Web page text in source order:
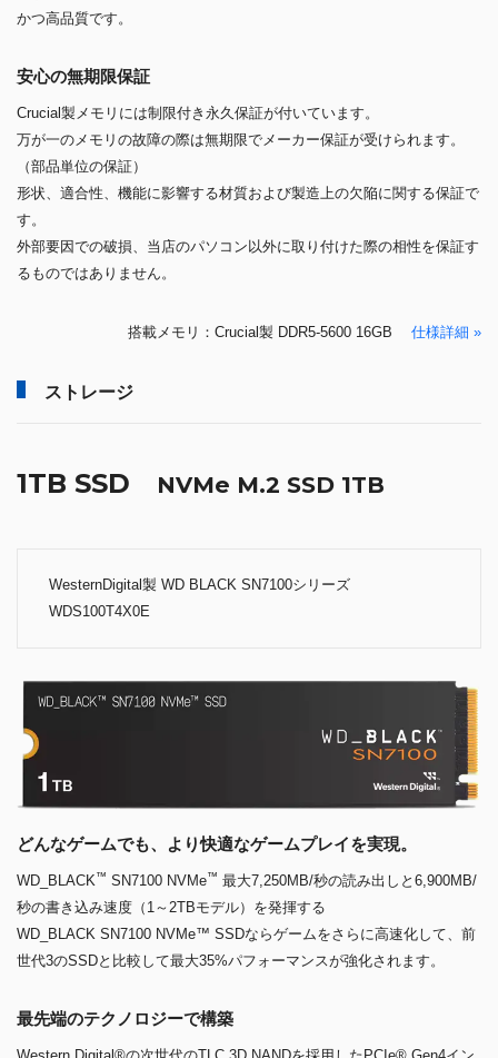
かつ高品質です。
安心の無期限保証
Crucial製メモリには制限付き永久保証が付いています。
万が一のメモリの故障の際は無期限でメーカー保証が受けられます。
（部品単位の保証）
形状、適合性、機能に影響する材質および製造上の欠陥に関する保証で
す。
外部要因での破損、当店のパソコン以外に取り付けた際の相性を保証す
るものではありません。
搭載メモリ：Crucial製 DDR5-5600 16GB 仕様詳細 »
ストレージ
1TB SSD NVMe M.2 SSD 1TB
WesternDigital製 WD BLACK SN7100シリーズ
WDS100T4X0E
どんなゲームでも、より快適なゲームプレイを実現。
WD_BLACK™ SN7100 NVMe™ 最大7,250MB/秒の読み出しと6,900MB/
秒の書き込み速度（1～2TBモデル）を発揮する
WD_BLACK SN7100 NVMe™ SSDならゲームをさらに高速化して、前
世代3のSSDと比較して最大35%パフォーマンスが強化されます。
最先端のテクノロジーで構築